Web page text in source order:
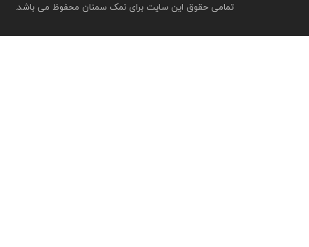
تمامی حقوق این سایت برای نمک سمنان محفوظ می باشد.